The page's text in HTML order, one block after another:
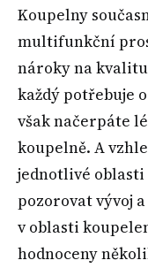
Koupelny
multifunkční
nároky na kvalitu
každý potřebuje
však načerpáte
koupelně. A
jednotlivé oblasti
pozorovat vývoj
v oblasti
hodnoceny